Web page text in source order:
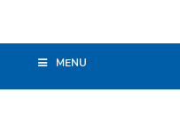
MENU